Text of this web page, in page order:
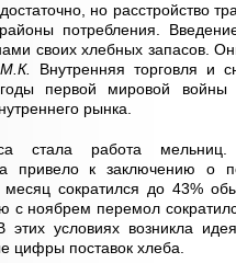
но расстройство
потребления.
своих хлебных запасов.
Внутренняя торговля и
первой мировой
рынка.
стала работа мельниц.
привело к заключению о
сократился до 43%
ноябрем перемол
условиях возникла идея
цифры поставок хлеба.